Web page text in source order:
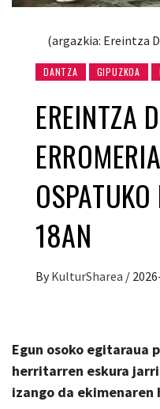
(argazkia: Ereintza
DANTZA GIPUZKOA
EREINTZA
18AN
By KulturSharea /
Egun osoko egitaraua
herritarren eskura
izango da ekimenaren